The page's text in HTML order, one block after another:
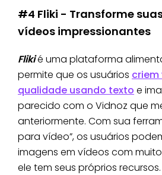
#4 Fliki - Transforme
vídeos impressionantes
Flikié uma plataforma
permite que os usuários
qualidade usando texto e
parecido com o Vidnoz que
anteriormente. Com sua
para vídeo”, os usuários
imagens em vídeos com
ele tem seus próprios